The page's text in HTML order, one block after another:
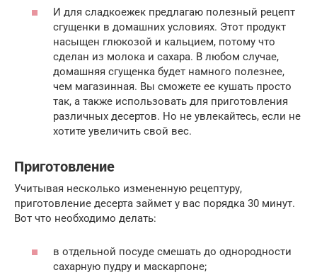
И для сладкоежек предлагаю полезный рецепт
сгущенки в домашних условиях. Этот продукт
насыщен глюкозой и кальцием, потому что
сделан из молока и сахара. В любом случае,
домашняя сгущенка будет намного полезнее,
чем магазинная. Вы сможете ее кушать просто
так, а также использовать для приготовления
различных десертов. Но не увлекайтесь, если не
хотите увеличить свой вес.
Приготовление
Учитывая несколько измененную рецептуру,
приготовление десерта займет у вас порядка 30 минут.
Вот что необходимо делать:
в отдельной посуде смешать до однородности
сахарную пудру и маскарпоне;